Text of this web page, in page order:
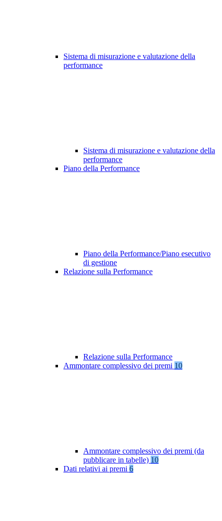
Sistema di misurazione e valutazione della
performance
Sistema di misurazione e valutazione della
performance
Piano della Performance
Piano della Performance/Piano esecutivo
di gestione
Relazione sulla Performance
Relazione sulla Performance
Ammontare complessivo dei premi 10
Ammontare complessivo dei premi (da
pubblicare in tabelle) 10
Dati relativi ai premi 6